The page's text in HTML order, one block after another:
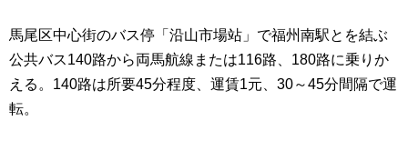
馬尾区中心街のバス停「沿山市場站」で福州南駅とを結ぶ
公共バス140路から両馬航線または116路、180路に乗りか
える。140路は所要45分程度、運賃1元、30～45分間隔で運
転。